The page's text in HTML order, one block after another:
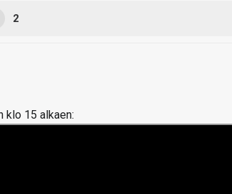
2
klo 15 alkaen: